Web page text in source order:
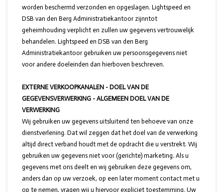
worden beschermd verzonden en opgeslagen. Lightspeed en
DSB van den Berg Administratiekantoor zijnntot
geheimhouding verplicht en zullen uw gegevens vertrouwelijk
behandelen. Lightspeed en DSB van den Berg
Administratiekantoor gebruiken uw persoonsgegevens niet
voor andere doeleinden dan hierboven beschreven.
EXTERNE VERKOOPKANALEN - DOEL VAN DE
GEGEVENSVERWERKING - ALGEMEEN DOEL VAN DE
VERWERKING
Wij gebruiken uw gegevens uitsluitend ten behoeve van onze
dienstverlening. Dat wil zeggen dat het doel van de verwerking
altijd direct verband houdt met de opdracht die u verstrekt. Wij
gebruiken uw gegevens niet voor (gerichte) marketing. Als u
gegevens met ons deelt en wij gebruiken deze gegevens om,
anders dan op uw verzoek, op een later moment contact met u
op te nemen, vragen wij u hiervoor expliciet toestemming. Uw